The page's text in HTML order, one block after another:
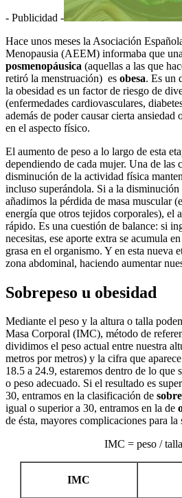
- Publicidad -
Hace unos meses la Asociación
Menopausia (AEEM) informaba que
posmenopáusica (aquellas a las que
retiró la menstruación) es obesa. Es un
la obesidad es un factor de riesgo de
(enfermedades cardiovasculares,
además de poder causar cierta ansiedad
en el aspecto físico.
El aumento de peso a lo largo de esta
dependiendo de cada mujer. Una de las
disminución de la actividad física
incluso superándola. Si a la
añadimos la pérdida de masa muscular
energía que otros tejidos corporales), el
rápido. Es una cuestión de balance: si
necesitas, ese aporte extra se acumula
grasa en el organismo. Y en esta nueva
zona abdominal, haciendo aumentar
Sobrepeso u obesidad
Mediante el peso y la altura o talla
Masa Corporal (IMC), método de
dividimos el peso actual entre nuestra
metros por metros) y la cifra que
18.5 a 24.9, estaremos dentro de lo que
o peso adecuado. Si el resultado es
30, entramos en la clasificación de
igual o superior a 30, entramos en la de
de ésta, mayores complicaciones para la
IMC = peso /
IMC